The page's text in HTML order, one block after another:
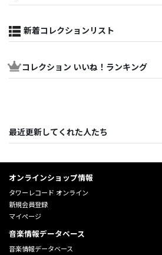
新着コレクションリスト
コレクション いいね！ランキング
最近更新してくれた人たち
オンラインショップ情報
タワーレコード オンライン
新規会員登録
マイページ
音楽情報データベース
音楽情報データベース